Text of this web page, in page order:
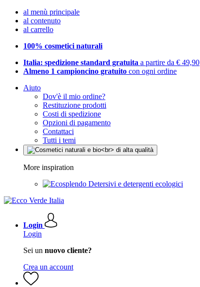
al menù principale
al contenuto
al carrello
100% cosmetici naturali
Italia: spedizione standard gratuita a partire da € 49,90
Almeno 1 campioncino gratuito con ogni ordine
Aiuto
Dov'è il mio ordine?
Restituzione prodotti
Costi di spedizione
Opzioni di pagamento
Contattaci
Tutti i temi
More inspiration
Detersivi e detergenti ecologici
Login
Login
Sei un nuovo cliente?
Crea un account